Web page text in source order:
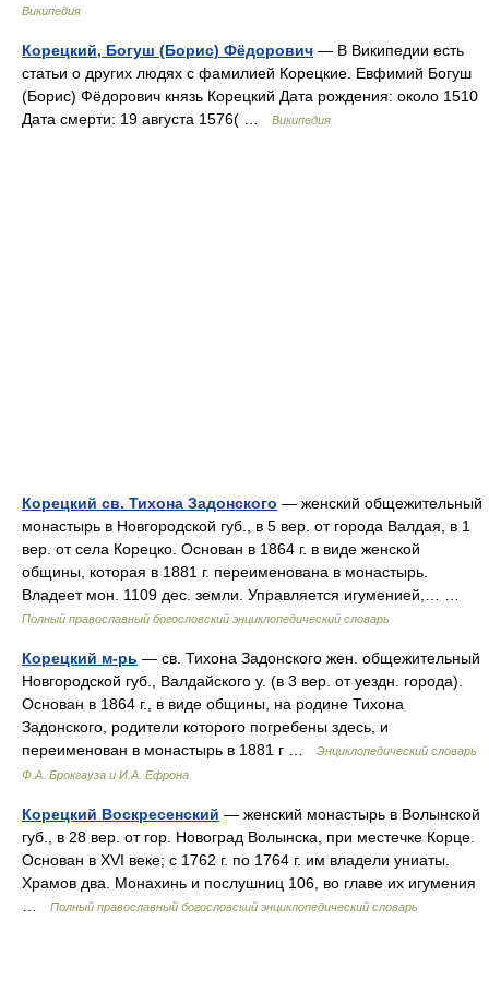
Википедия
Корецкий, Богуш (Борис) Фёдорович — В Википедии есть
статьи о других людях с фамилией Корецкие. Евфимий Богуш
(Борис) Фёдорович князь Корецкий Дата рождения: около 1510
Дата смерти: 19 августа 1576( …
Википедия
Корецкий св. Тихона Задонского — женский общежительный
монастырь в Новгородской губ., в 5 вер. от города Валдая, в 1
вер. от села Корецко. Основан в 1864 г. в виде женской
общины, которая в 1881 г. переименована в монастырь.
Владеет мон. 1109 дес. земли. Управляется игуменией,… …
Полный православный богословский энциклопедический словарь
Корецкий м-рь — св. Тихона Задонского жен. общежительный
Новгородской губ., Валдайского у. (в 3 вер. от уездн. города).
Основан в 1864 г., в виде общины, на родине Тихона
Задонского, родители которого погребены здесь, и
переименован в монастырь в 1881 г …
Энциклопедический словарь
Ф.А. Брокгауза и И.А. Ефрона
Корецкий Воскресенский — женский монастырь в Волынской
губ., в 28 вер. от гор. Новоград Волынска, при местечке Корце.
Основан в XVI веке; с 1762 г. по 1764 г. им владели униаты.
Храмов два. Монахинь и послушниц 106, во главе их игумения
…
Полный православный богословский энциклопедический словарь